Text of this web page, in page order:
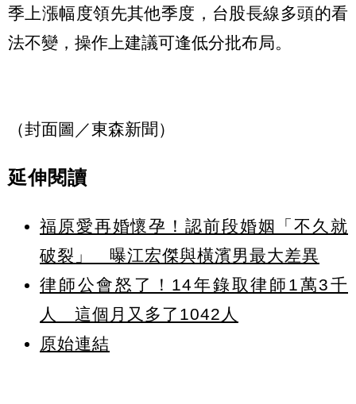
季上漲幅度領先其他季度，台股長線多頭的看
法不變，操作上建議可逢低分批布局。
（封面圖／東森新聞）
延伸閱讀
福原愛再婚懷孕！認前段婚姻「不久就
破裂」 曝江宏傑與橫濱男最大差異
律師公會怒了！14年錄取律師1萬3千
人 這個月又多了1042人
原始連結